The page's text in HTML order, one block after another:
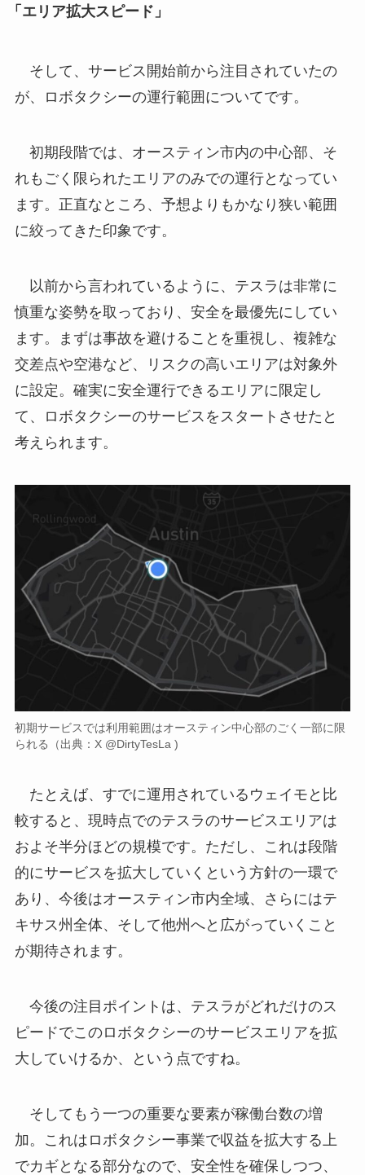
「エリア拡大スピード」
そして、サービス開始前から注目されていたの
が、ロボタクシーの運行範囲についてです。
初期段階では、オースティン市内の中心部、そ
れもごく限られたエリアのみでの運行となってい
ます。正直なところ、予想よりもかなり狭い範囲
に絞ってきた印象です。
以前から言われているように、テスラは非常に
慎重な姿勢を取っており、安全を最優先にしてい
ます。まずは事故を避けることを重視し、複雑な
交差点や空港など、リスクの高いエリアは対象外
に設定。確実に安全運行できるエリアに限定し
て、ロボタクシーのサービスをスタートさせたと
考えられます。
初期サービスでは利用範囲はオースティン中心部のごく一部に限
られる（出典：X @DirtyTesLa )
たとえば、すでに運用されているウェイモと比
較すると、現時点でのテスラのサービスエリアは
およそ半分ほどの規模です。ただし、これは段階
的にサービスを拡大していくという方針の一環で
あり、今後はオースティン市内全域、さらにはテ
キサス州全体、そして他州へと広がっていくこと
が期待されます。
今後の注目ポイントは、テスラがどれだけのス
ピードでこのロボタクシーのサービスエリアを拡
大していけるか、という点ですね。
そしてもう一つの重要な要素が稼働台数の増
加。これはロボタクシー事業で収益を拡大する上
でカギとなる部分なので、安全性を確保しつつ、